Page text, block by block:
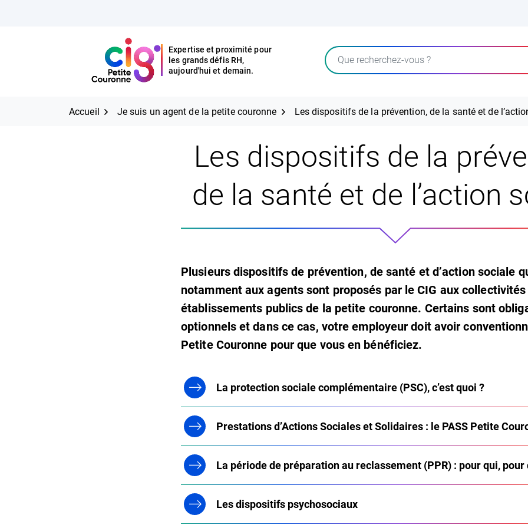
CIG Petite Couronne
Expertise et proximité pour
les grands défis RH,
aujourd'hui et demain.
Rechercher
CIG Petite Couronne
Expertise et proximité pour
les grands défis RH,
aujourd'hui et demain.
Accueil Je suis un agent de la petite couronne Les dispositifs de la prévention, de la santé et de
Les dispositifs de la
de la santé et de l’action
Plusieurs dispositifs de prévention, de santé et d’action sociale
notamment aux agents sont proposés par le CIG aux
établissements publics de la petite couronne. Certains sont
optionnels et dans ce cas, votre employeur doit avoir
Petite Couronne pour que vous en bénéficiez.
La protection sociale complémentaire (PSC), c’est quoi ?
Prestations d’Actions Sociales et Solidaires : le PASS Petite
La période de préparation au reclassement (PPR) : pour qui, pour
Les dispositifs psychosociaux